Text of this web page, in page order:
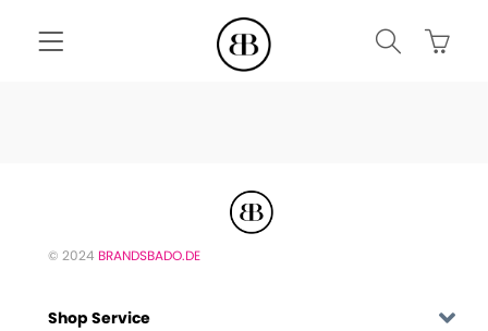
© 2024 BRANDSBADO.DE
Shop Service